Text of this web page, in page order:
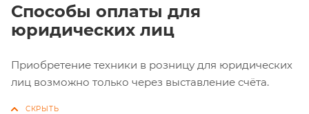
Способы оплаты для
юридических лиц
Приобретение техники в розницу для юридических
лиц возможно только через выставление счёта.